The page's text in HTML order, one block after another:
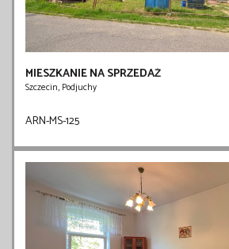
MIESZKANIE NA SPRZEDAŻ
Szczecin, Podjuchy
ARN-MS-125